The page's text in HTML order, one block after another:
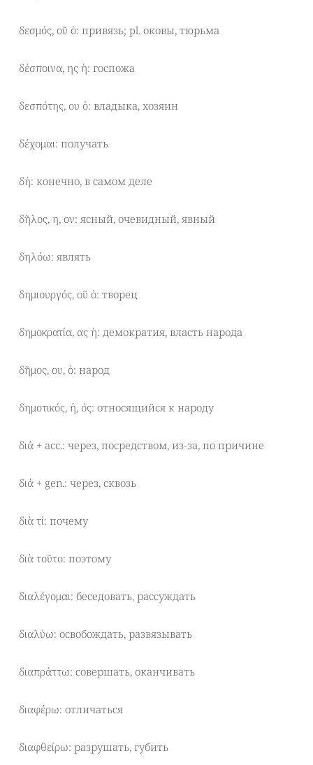
δεσμός, οῦ ὁ: привязь; pl. оковы, тюрьма
δέσποινα, ης ἡ: госпожа
δεσπότης, ου ὁ: владыка, хозяин
δέχομαι: получать
δή: конечно, в самом деле
δῆλος, η, ον: ясный, очевидный, явный
δηλόω: являть
δημιουργός, οῦ ὁ: творец
δημοκρατία, ας ἡ: демократия, власть народа
δῆμος, ου, ὁ: народ
δημοτικός, ή, ός: относящийся к народу
διά + acc.: через, посредством, из-за, по причине
διά + gen.: через, сквозь
διὰ τί: почему
διὰ τοῦτο: поэтому
διαλέγομαι: беседовать, рассуждать
διαλύω: освобождать, развязывать
διαπράττω: совершать, оканчивать
διαφέρω: отличаться
διαφθείρω: разрушать, губить